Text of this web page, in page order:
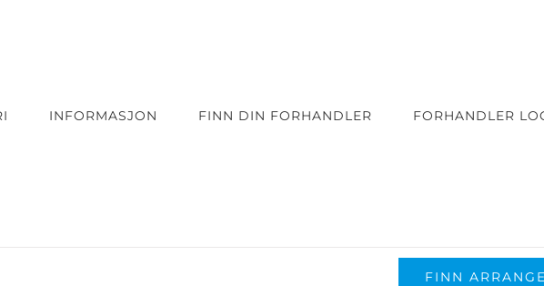
INFORMASJON FINN DIN FORHANDLER FORHANDLER
FINN